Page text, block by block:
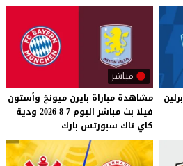
برلين
مباشر
مشاهدة مباراة بايرن ميونخ وأستون
فيلا بث مباشر اليوم 7-8-2026
ودية
كاي تاك سبورتس بارك